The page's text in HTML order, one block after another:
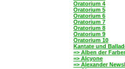
Oratorium 4
Oratorium 5
Oratorium 6
Oratorium 7
Oratorium 8
Oratorium 9
Oratorium 10
Kantate und
=> Alben der
=> Alcyone
=> Alexander